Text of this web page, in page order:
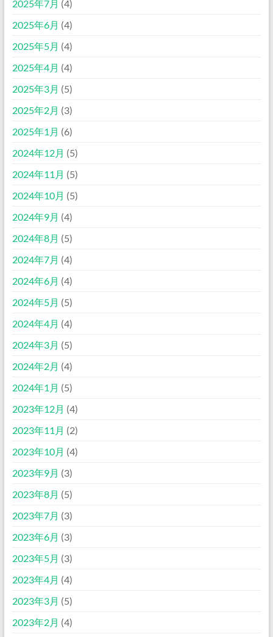
2025年7月 (4)
2025年6月 (4)
2025年5月 (4)
2025年4月 (4)
2025年3月 (5)
2025年2月 (3)
2025年1月 (6)
2024年12月 (5)
2024年11月 (5)
2024年10月 (5)
2024年9月 (4)
2024年8月 (5)
2024年7月 (4)
2024年6月 (4)
2024年5月 (5)
2024年4月 (4)
2024年3月 (5)
2024年2月 (4)
2024年1月 (5)
2023年12月 (4)
2023年11月 (2)
2023年10月 (4)
2023年9月 (3)
2023年8月 (5)
2023年7月 (3)
2023年6月 (3)
2023年5月 (3)
2023年4月 (4)
2023年3月 (5)
2023年2月 (4)